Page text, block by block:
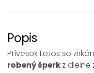
Popis
Prívesok Lotos so
robený šperkz dielne